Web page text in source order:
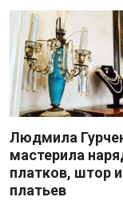
Людмила
мастерила
платков, штор
платьев